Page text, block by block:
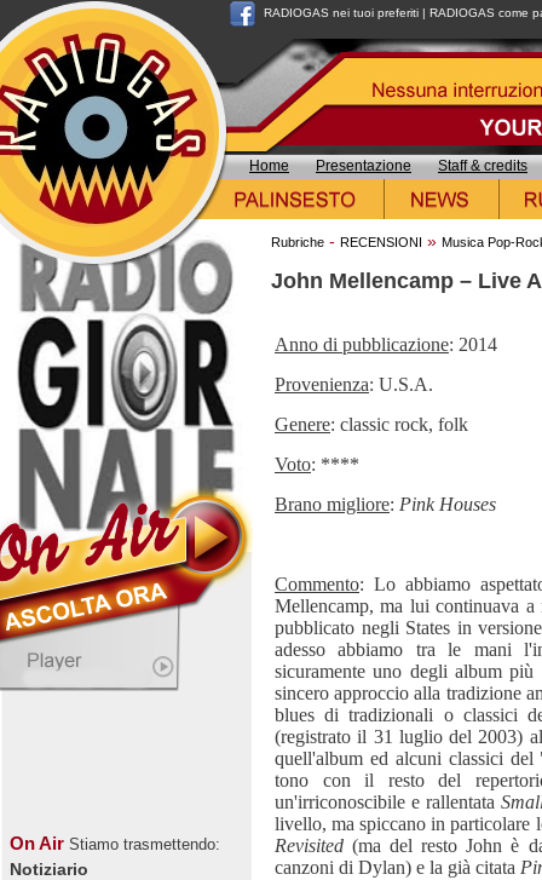
RADIOGAS nei tuoi preferiti | RADIOGAS come
Home Presentazione Staff & credits
On Air Stiamo trasmettendo:
Notiziario
Rubriche - RECENSIONI » Musica Pop-
John Mellencamp – Live
Anno di pubblicazione: 2014
Provenienza: U.S.A.
Genere: classic rock, folk
Voto: ****
Brano migliore: Pink Houses
Commento: Lo abbiamo
Mellencamp, ma lui continuava a
pubblicato negli States in
adesso abbiamo tra le mani
sicuramente uno degli album più
sincero approccio alla tradizione
blues di tradizionali o classici
(registrato il 31 luglio del 2003)
quell'album ed alcuni classici
tono con il resto del
un'irriconoscibile e rallentata
livello, ma spiccano in particolare
Revisited (ma del resto John è
canzoni di Dylan) e la già citata